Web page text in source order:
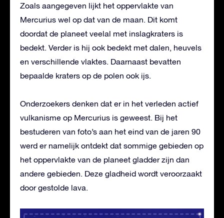
Zoals aangegeven lijkt het oppervlakte van
Mercurius wel op dat van de maan. Dit komt
doordat de planeet veelal met inslagkraters is
bedekt. Verder is hij ook bedekt met dalen, heuvels
en verschillende vlaktes. Daarnaast bevatten
bepaalde kraters op de polen ook ijs.
Onderzoekers denken dat er in het verleden actief
vulkanisme op Mercurius is geweest. Bij het
bestuderen van foto’s aan het eind van de jaren 90
werd er namelijk ontdekt dat sommige gebieden op
het oppervlakte van de planeet gladder zijn dan
andere gebieden. Deze gladheid wordt veroorzaakt
door gestolde lava.